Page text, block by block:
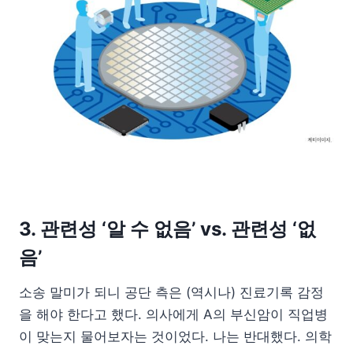
3. 관련성 ‘알 수 없음’ vs. 관련성 ‘없
음’
소송 말미가 되니 공단 측은 (역시나) 진료기록 감정
을 해야 한다고 했다. 의사에게 A의 부신암이 직업병
이 맞는지 물어보자는 것이었다. 나는 반대했다. 의학